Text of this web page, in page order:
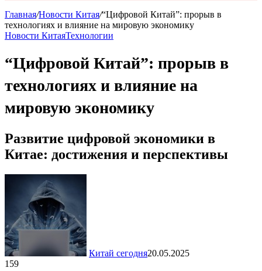
Главная/Новости Китая/“Цифровой Китай”: прорыв в
технологиях и влияние на мировую экономику
Новости КитаяТехнологии
“Цифровой Китай”: прорыв в
технологиях и влияние на
мировую экономику
Развитие цифровой экономики в
Китае: достижения и перспективы
Китай сегодня20.05.2025
159